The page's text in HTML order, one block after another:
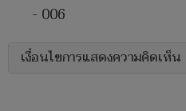
- 006
เงื่อนไขการแสดงความคิดเห็น